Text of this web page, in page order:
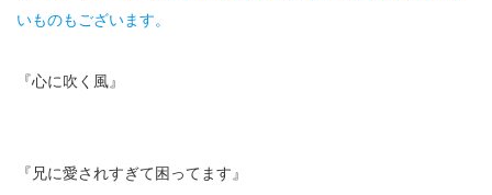
いものもございます。
『心に吹く風』
『兄に愛されすぎて困ってます』